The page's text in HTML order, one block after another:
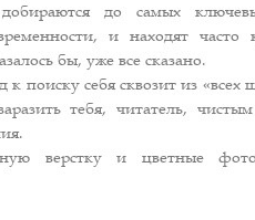
до самых
и находят часто
бы, уже все сказано.
поиску себя сквозит из «всех
тебя, читатель, чистым
верстку и цветные